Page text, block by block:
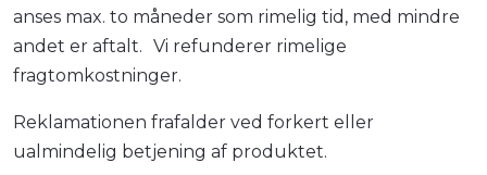
anses max. to måneder som rimelig tid, med mindre
andet er aftalt. Vi refunderer rimelige
fragtomkostninger.
Reklamationen frafalder ved forkert eller
ualmindelig betjening af produktet.